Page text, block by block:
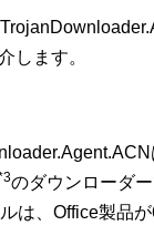
します。
のダウンローダ
は、Office製品